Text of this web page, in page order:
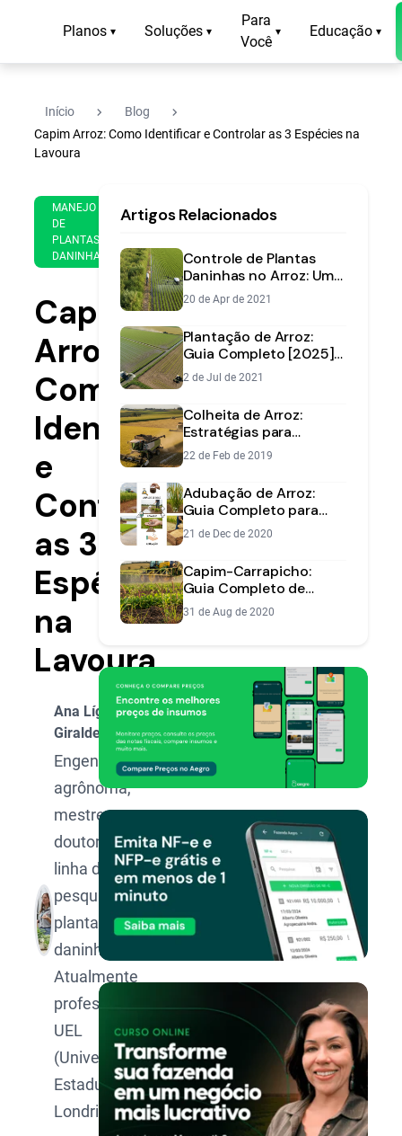
Planos ▾ Soluções ▾
Para
Você
▾ Educação ▾
Início navigate_next Blog navigate_next
Capim Arroz: Como Identificar e Controlar as 3 Espécies na
Lavoura
MANEJO
DE
PLANTAS
DANINHAS
de
de
2020
min
leitura
Capim-
Arroz:
Como
Identificar
e
Controlar
as 3
Espécies
na
Lavoura
Ana Lígia
Giraldeli
Engenheira
agrônoma,
mestre e
doutora na
linha de
pesquisa de
plantas
daninhas.
Atualmente
professora da
UEL
(Universidade
Estadual de
Londrina).
Artigos Relacionados
Controle de Plantas
Daninhas no Arroz: Um
Guia Prático de
Herbicidas e Manejo
20 de Apr de 2021
Plantação de Arroz:
Guia Completo [2025] |
Aegro
2 de Jul de 2021
Colheita de Arroz:
Estratégias para
Otimizar e Reduzir
Perdas
22 de Feb de 2019
Adubação de Arroz:
Guia Completo para
Lavoura de Sequeiro e
Irrigada
21 de Dec de 2020
Capim-Carrapicho:
Guia Completo de
Manejo e Controle na
Lavoura
31 de Aug de 2020